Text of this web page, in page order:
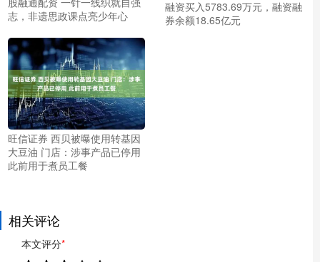
志，非遗思政课点亮少年心
融资买入5783.69万元，融资融
券余额18.65亿元
旺信证券 西贝被曝使用转基因
大豆油 门店：涉事产品已停用
此前用于煮员工餐
相关评论
本文评分*